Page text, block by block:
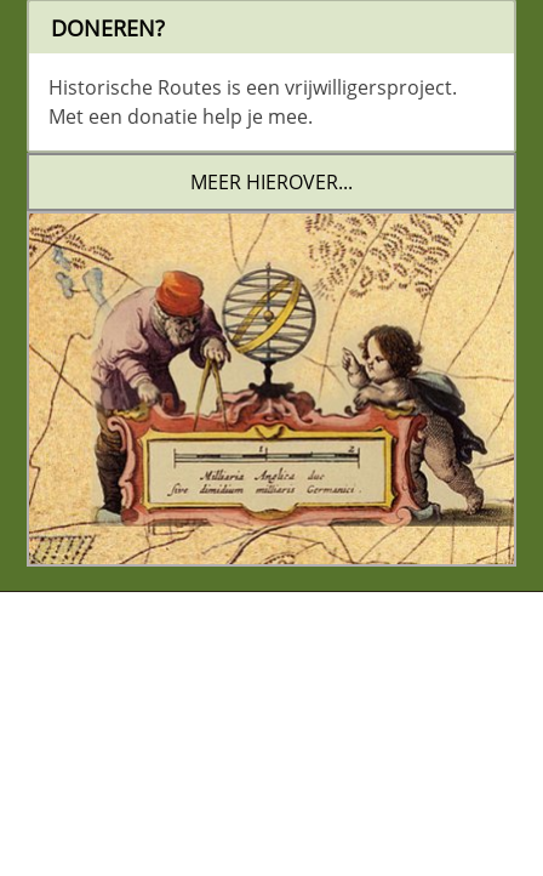
DONEREN?
Historische Routes is een vrijwilligersproject.
Met een donatie help je mee.